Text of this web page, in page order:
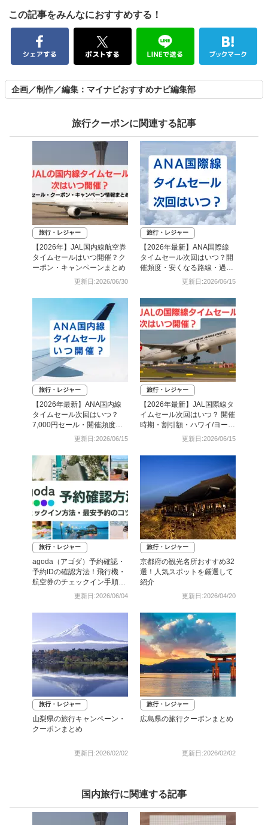
この記事をみんなにおすすめする！
企画／制作／編集：マイナビおすすめナビ編集部
旅行クーポンに関連する記事
旅行・レジャー
【2026年】JAL国内線航空券
タイムセールはいつ開催？ク
ーポン・キャンペーンまとめ
更新日:2026/06/30
旅行・レジャー
【2026年最新】ANA国際線
タイムセール次回はいつ？開
催頻度・安くなる路線・過去
更新日:2026/06/15
旅行・レジャー
【2026年最新】ANA国内線
タイムセール次回はいつ？
7,000円セール・開催頻度・
予約攻略まとめ更新日:2026/06/15
旅行・レジャー
【2026年最新】JAL国際線タ
イムセール次回はいつ？ 開催
時期・割引額・ハワイ/ヨーロ
ッパ路線まとめ更新日:2026/06/15
旅行・レジャー
agoda（アゴダ）予約確認・
予約IDの確認方法！飛行機・
航空券のチェックイン手順と
照会番号の調べ方も更新日:2026/06/04
旅行・レジャー
京都府の観光名所おすすめ32
選！人気スポットを厳選して
紹介
更新日:2026/04/20
旅行・レジャー
山梨県の旅行キャンペーン・
クーポンまとめ
更新日:2026/02/02
旅行・レジャー
広島県の旅行クーポンまとめ
更新日:2026/02/02
国内旅行に関連する記事